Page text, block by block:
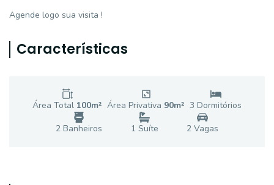
Agende logo sua visita !
Características
Área Total 100m² Área Privativa 90m² 3 Dormitórios
2 Banheiros 1 Suíte 2Vagas